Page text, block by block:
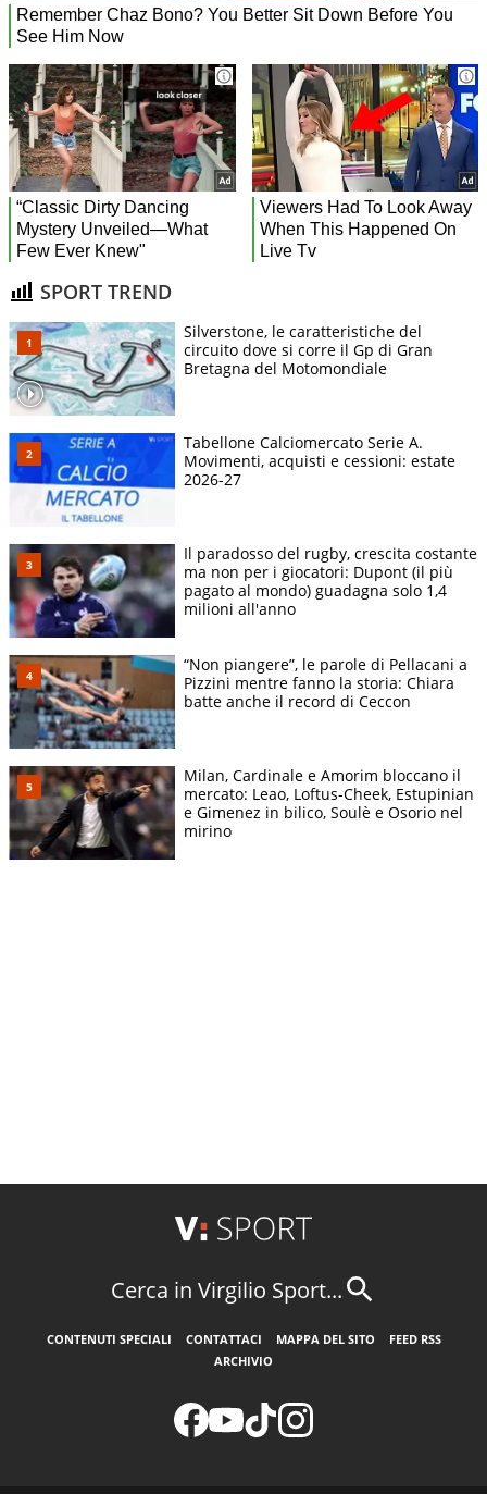
SPORT TREND
Silverstone, le caratteristiche del
circuito dove si corre il Gp di Gran
Bretagna del Motomondiale
Tabellone Calciomercato Serie A.
Movimenti, acquisti e cessioni: estate
2026-27
Il paradosso del rugby, crescita costante
ma non per i giocatori: Dupont (il più
pagato al mondo) guadagna solo 1,4
milioni all'anno
“Non piangere”, le parole di Pellacani a
Pizzini mentre fanno la storia: Chiara
batte anche il record di Ceccon
Milan, Cardinale e Amorim bloccano il
mercato: Leao, Loftus-Cheek, Estupinian
e Gimenez in bilico, Soulè e Osorio nel
mirino
Cerca in Virgilio Sport...
CONTENUTI SPECIALI CONTATTACI MAPPA DEL SITO
FEED RSS
ARCHIVIO